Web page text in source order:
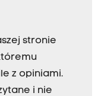
stronie
z opiniami.
i nie